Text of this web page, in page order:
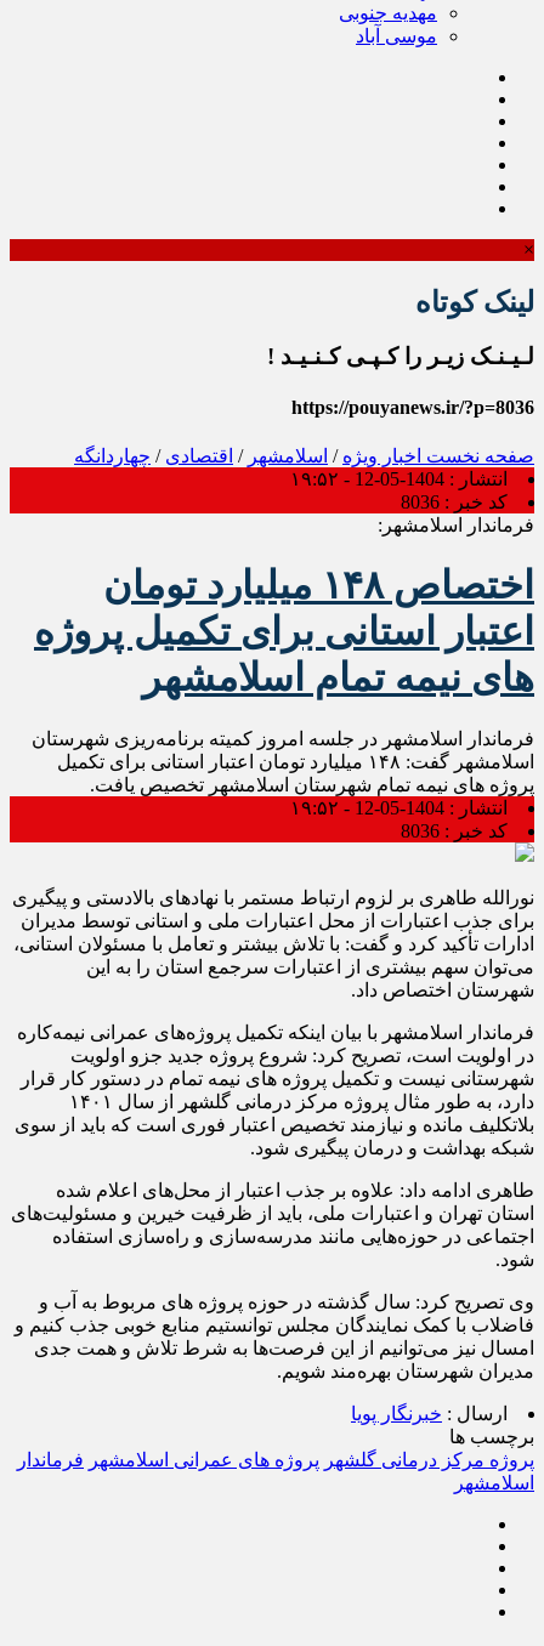
مهدیه جنوبی
موسی آباد
×
لینک کوتاه
لـیـنـک زیـر را کـپـی کـنـیـد !
https://pouyanews.ir/?p=8036
صفحه نخست اخبار ویژه / اسلامشهر / اقتصادی / چهاردانگه
انتشار : 1404-05-12 - ۱۹:۵۲
کد خبر : 8036
فرماندار اسلامشهر:
اختصاص ۱۴۸ میلیارد تومان
اعتبار استانی برای تکمیل پروژه
های نیمه تمام اسلامشهر
فرماندار اسلامشهر در جلسه امروز کمیته برنامه‌ریزی شهرستان
اسلامشهر گفت: ۱۴۸ میلیارد تومان اعتبار استانی برای تکمیل
پروژه های نیمه تمام شهرستان اسلامشهر تخصیص یافت.
انتشار : 1404-05-12 - ۱۹:۵۲
کد خبر : 8036
نورالله طاهری بر لزوم ارتباط مستمر با نهادهای بالادستی و پیگیری
برای جذب اعتبارات از محل اعتبارات ملی و استانی توسط مدیران
ادارات تأکید کرد و گفت: با تلاش بیشتر و تعامل با مسئولان استانی،
می‌توان سهم بیشتری از اعتبارات سرجمع استان را به این
شهرستان اختصاص داد.
فرماندار اسلامشهر با بیان اینکه تکمیل پروژه‌های عمرانی نیمه‌کاره
در اولویت است، تصریح کرد: شروع پروژه جدید جزو اولویت
شهرستانی نیست و تکمیل پروژه های نیمه تمام در دستور کار قرار
دارد، به طور مثال پروژه مرکز درمانی گلشهر از سال ۱۴۰۱
بلاتکلیف مانده و نیازمند تخصیص اعتبار فوری است که باید از سوی
شبکه بهداشت و درمان پیگیری شود.
طاهری ادامه داد: علاوه بر جذب اعتبار از محل‌های اعلام شده
استان تهران و اعتبارات ملی، باید از ظرفیت خیرین و مسئولیت‌های
اجتماعی در حوزه‌هایی مانند مدرسه‌سازی و راه‌سازی استفاده
شود.
وی تصریح کرد: سال گذشته در حوزه پروژه های مربوط به آب و
فاضلاب با کمک نمایندگان مجلس توانستیم منابع خوبی جذب کنیم و
امسال نیز می‌توانیم از این فرصت‌ها به شرط تلاش و همت جدی
مدیران شهرستان بهره‌مند شویم.
ارسال : خبرنگار پویا
برچسب ها
پروژه مرکز درمانی گلشهر پروژه های عمرانی اسلامشهر فرماندار
اسلامشهر